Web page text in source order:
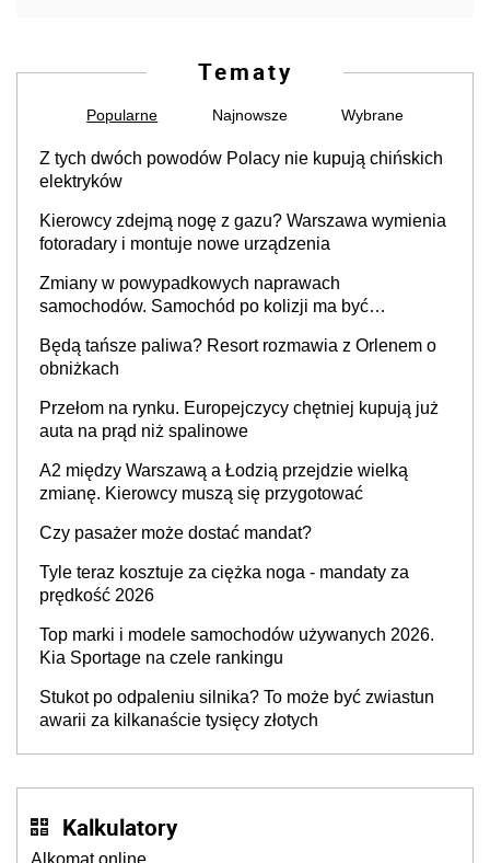
Tematy
Popularne Najnowsze Wybrane
Z tych dwóch powodów Polacy nie kupują chińskich
elektryków
Kierowcy zdejmą nogę z gazu? Warszawa wymienia
fotoradary i montuje nowe urządzenia
Zmiany w powypadkowych naprawach
samochodów. Samochód po kolizji ma być
producenta
Będą tańsze paliwa? Resort rozmawia z Orlenem o
obniżkach
Przełom na rynku. Europejczycy chętniej kupują już
auta na prąd niż spalinowe
A2 między Warszawą a Łodzią przejdzie wielką
zmianę. Kierowcy muszą się przygotować
Czy pasażer może dostać mandat?
Tyle teraz kosztuje za ciężka noga - mandaty za
prędkość 2026
Top marki i modele samochodów używanych 2026.
Kia Sportage na czele rankingu
Stukot po odpaleniu silnika? To może być zwiastun
awarii za kilkanaście tysięcy złotych
Kalkulatory
Alkomat online